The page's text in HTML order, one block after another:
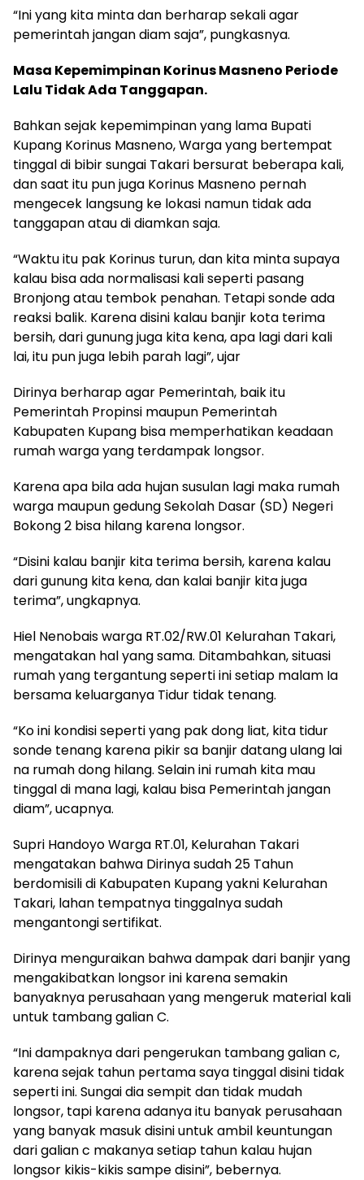
“Ini yang kita minta dan berharap sekali agar
pemerintah jangan diam saja”, pungkasnya.
Masa Kepemimpinan Korinus Masneno Periode
Lalu Tidak Ada Tanggapan.
Bahkan sejak kepemimpinan yang lama Bupati
Kupang Korinus Masneno, Warga yang bertempat
tinggal di bibir sungai Takari bersurat beberapa kali,
dan saat itu pun juga Korinus Masneno pernah
mengecek langsung ke lokasi namun tidak ada
tanggapan atau di diamkan saja.
“Waktu itu pak Korinus turun, dan kita minta supaya
kalau bisa ada normalisasi kali seperti pasang
Bronjong atau tembok penahan. Tetapi sonde ada
reaksi balik. Karena disini kalau banjir kota terima
bersih, dari gunung juga kita kena, apa lagi dari kali
lai, itu pun juga lebih parah lagi”, ujar
Dirinya berharap agar Pemerintah, baik itu
Pemerintah Propinsi maupun Pemerintah
Kabupaten Kupang bisa memperhatikan keadaan
rumah warga yang terdampak longsor.
Karena apa bila ada hujan susulan lagi maka rumah
warga maupun gedung Sekolah Dasar (SD) Negeri
Bokong 2 bisa hilang karena longsor.
“Disini kalau banjir kita terima bersih, karena kalau
dari gunung kita kena, dan kalai banjir kita juga
terima”, ungkapnya.
Hiel Nenobais warga RT.02/RW.01 Kelurahan Takari,
mengatakan hal yang sama. Ditambahkan, situasi
rumah yang tergantung seperti ini setiap malam Ia
bersama keluarganya Tidur tidak tenang.
“Ko ini kondisi seperti yang pak dong liat, kita tidur
sonde tenang karena pikir sa banjir datang ulang lai
na rumah dong hilang. Selain ini rumah kita mau
tinggal di mana lagi, kalau bisa Pemerintah jangan
diam”, ucapnya.
Supri Handoyo Warga RT.01, Kelurahan Takari
mengatakan bahwa Dirinya sudah 25 Tahun
berdomisili di Kabupaten Kupang yakni Kelurahan
Takari, lahan tempatnya tinggalnya sudah
mengantongi sertifikat.
Dirinya menguraikan bahwa dampak dari banjir yang
mengakibatkan longsor ini karena semakin
banyaknya perusahaan yang mengeruk material kali
untuk tambang galian C.
“Ini dampaknya dari pengerukan tambang galian c,
karena sejak tahun pertama saya tinggal disini tidak
seperti ini. Sungai dia sempit dan tidak mudah
longsor, tapi karena adanya itu banyak perusahaan
yang banyak masuk disini untuk ambil keuntungan
dari galian c makanya setiap tahun kalau hujan
longsor kikis-kikis sampe disini”, bebernya.